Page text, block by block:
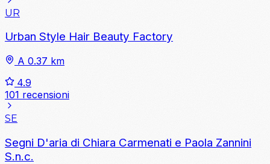
UR
Urban Style Hair Beauty Factory
A 0.37 km
4.9
101 recensioni
SE
Segni D'aria di Chiara Carmenati e Paola Zannini
S.n.c.